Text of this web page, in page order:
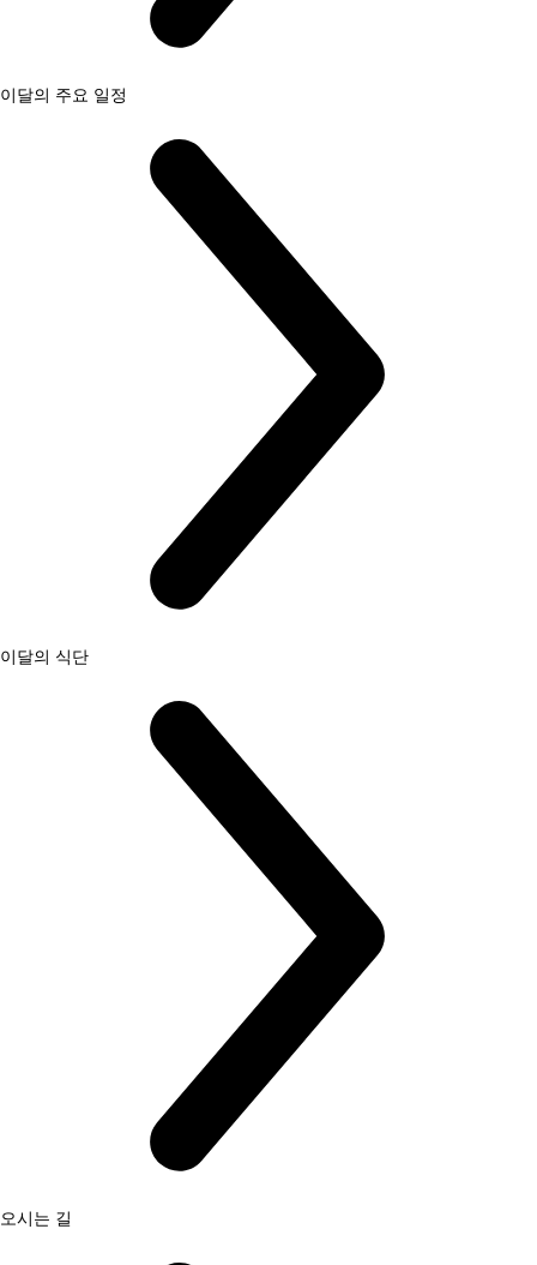
이달의 주요 일정
이달의 식단
오시는 길